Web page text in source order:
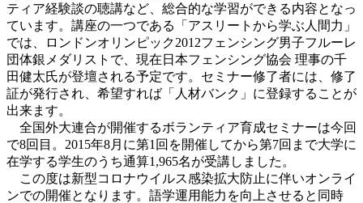
ティア経験談の聴講など、総合的な学習ができる内容となっ
ています。講座の一つである「アスリートから学ぶ人間力」
では、ロンドンオリンピック2012フェンシング男子フルーレ
団体銀メダリストで、現在日本フェンシング協会 理事の千
田健太氏が登壇される予定です。セミナー修了者には、修了
証が発行され、希望すれば「人材バンク」に登録することが
出来ます。
全国外大連合が開催するボランティア育成セミナーは今回
で8回目。2015年8月に第1回を開催してから第7回まで大学に
在学する学生のうち通算1,965名が受講しました。
この度は新型コロナウイルス感染拡大防止に伴いオンライ
ンでの開催となります。語学運用能力を向上させると同時